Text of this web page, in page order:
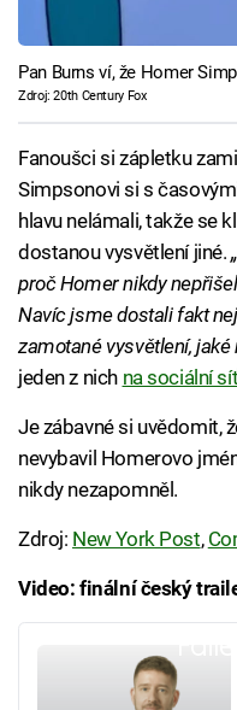
Pan Burns ví, že Homer
Zdroj: 20th Century Fox
Fanoušci si zápletku
Simpsonovi si s
hlavu nelámali, takže se
dostanou vysvětlení jiné.
proč Homer nikdy
Navíc jsme dostali fakt
zamotané vysvětlení, jaké
jeden z nich na sociální
Je zábavné si uvědomit,
nevybavil Homerovo
nikdy nezapomněl.
Zdroj: New York Post,
Video: finální český